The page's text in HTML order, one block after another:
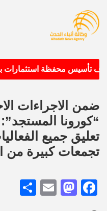
تأسيس محفظة استثمارات
ضمن الاجراءات
“كورونا
تعليق جميع
تجمعات كبيرة من
Facebook
Email